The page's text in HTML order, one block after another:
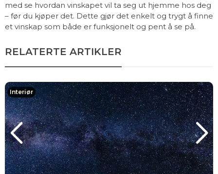
med se hvordan vinskapet vil ta seg ut hjemme hos deg
– før du kjøper det. Dette gjør det enkelt og trygt å finne
et vinskap som både er funksjonelt og pent å se på.
RELATERTE ARTIKLER
Interiør